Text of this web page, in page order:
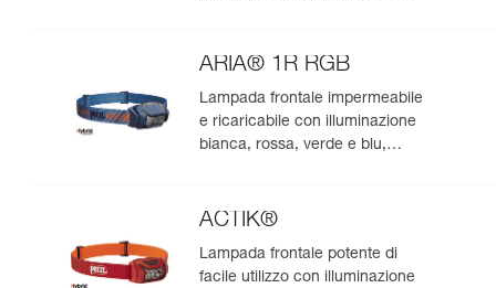
lumen
ARIA® 1R RGB
Lampada frontale impermeabile
e ricaricabile con illuminazione
bianca, rossa, verde e blu,
ACTIK®
Lampada frontale potente di
facile utilizzo con illuminazione